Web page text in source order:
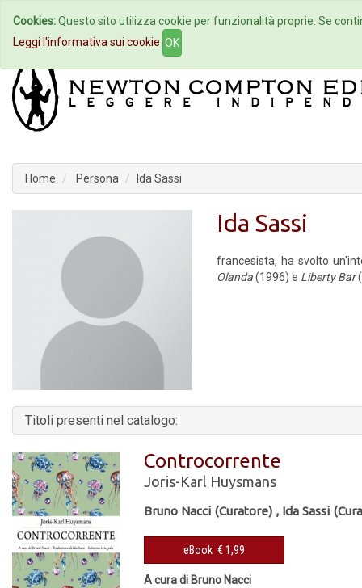
Home Autori Eventi
Home Persona Ida Sassi
Ida Sassi
francesista, ha svolto
Olanda(1996) e Liberty Bar
Titoli presenti nel catalogo:
Controcorrente
Joris-Karl Huysmans
Bruno Nacci (Curatore) , Ida Sassi
eBook € 1,99
A cura di Bruno Nacci
Cookies:Questo sito utilizza cookie per funzionalità proprie. Se
Leggi l'informativa sui cookie OK